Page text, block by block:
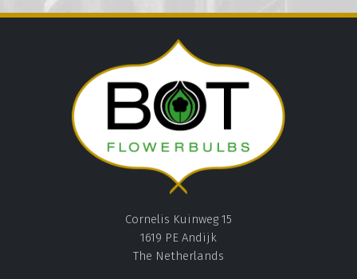
Cornelis Kuinweg 15
1619 PE Andijk
The Netherlands